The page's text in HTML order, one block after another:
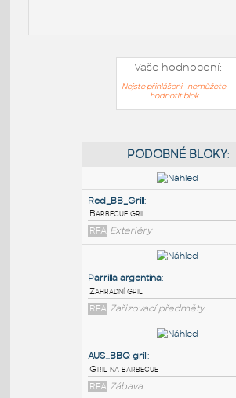
Vaše hodnocení:
Nejste přihlášeni - nemůžete
hodnotit blok
PODOBNÉ
Red_BB_Grill:
Barbecue gril
RFA Exteriéry